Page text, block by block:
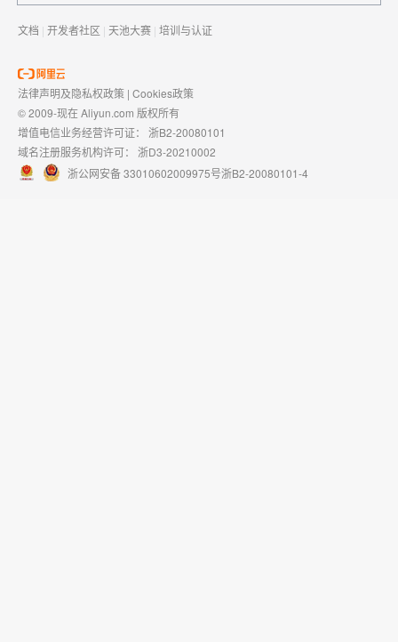
文档 | 开发者社区 | 天池大赛 | 培训与认证
法律声明及隐私权政策 | Cookies政策
© 2009-现在 Aliyun.com 版权所有
增值电信业务经营许可证： 浙B2-20080101
域名注册服务机构许可： 浙D3-20210002
浙公网安备 33010602009975号浙B2-20080101-4